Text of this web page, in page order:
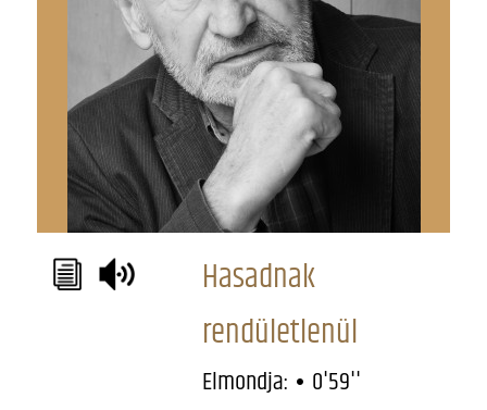
Hasadnak
rendületlenül
Elmondja: 0'59''